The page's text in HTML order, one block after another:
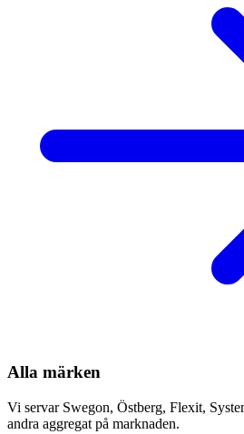
Alla märken
Vi servar Swegon, Östberg, Flexit,
andra aggregat på marknaden.